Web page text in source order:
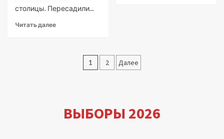
столицы. Пересадили...
Читать далее
Пагинация
1 2 Далее
ВЫБОРЫ 2026